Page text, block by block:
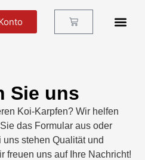
Sie uns
Koi-Karpfen? Wir helfen
das Formular aus oder
stehen Qualität und
freuen uns auf Ihre Nachricht!